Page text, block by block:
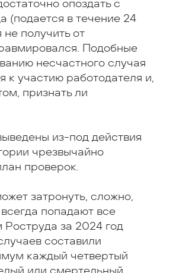
опоздать с
(подается в течение 24
получить от
Подобные
несчастного случая
к участию работодателя и,
признать ли
из-под действия
чрезвычайно
проверок.
затронуть, сложно,
попадают все
за 2024 год
составили
каждый четвертый